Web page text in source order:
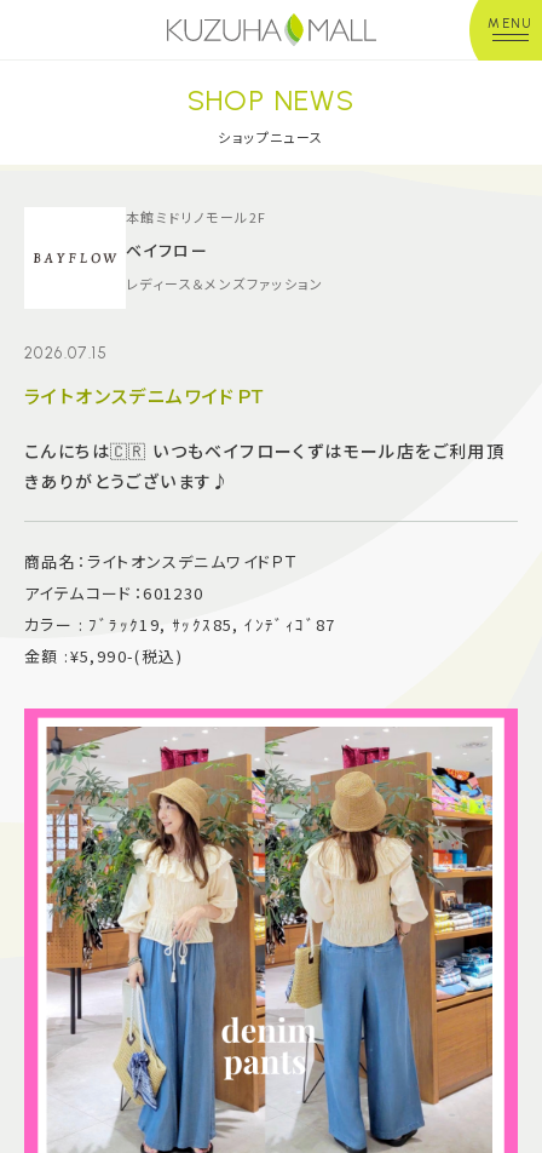
MENU
年中無休平 日：10:00~20:00
※店舗により異なる
ショップガイド
グルメ＆フード
施設案内
よくあるご質問
スタッフ募集
サイトマップ
プライバシーポリシー
Follow US
SHOP NEWS
ショップニュース
本館ミドリノモール2F
ベイフロー
レディース＆メンズファッション
2026.07.15
ライトオンスデニムワイドＰＴ
こんにちは🇨🇷 いつもベイフローくずはモール店をご利用頂
きありがとうございます♪
商品名：ライトオンスデニムワイドＰＴ
アイテムコード：601230
カラー : ﾌﾞﾗｯｸ19, ｻｯｸｽ85, ｲﾝﾃﾞｨｺﾞ87
金額 :¥5,990-(税込)